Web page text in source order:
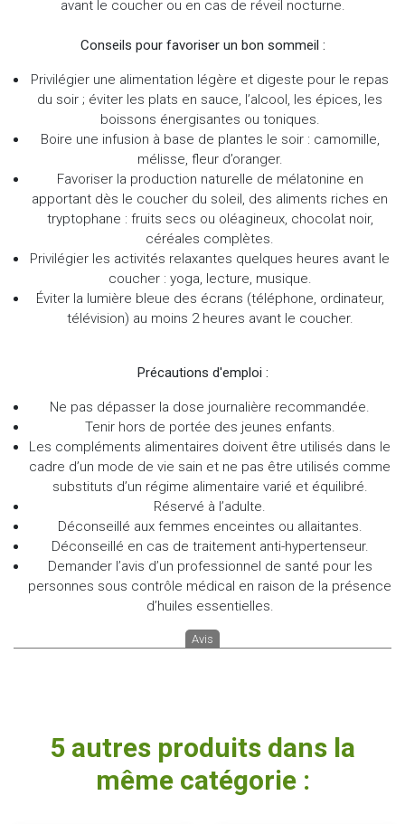
avant le coucher ou en cas de réveil nocturne.
Conseils pour favoriser un bon sommeil :
Privilégier une alimentation légère et digeste pour le repas
du soir ; éviter les plats en sauce, l’alcool, les épices, les
boissons énergisantes ou toniques.
Boire une infusion à base de plantes le soir : camomille,
mélisse, fleur d’oranger.
Favoriser la production naturelle de mélatonine en
apportant dès le coucher du soleil, des aliments riches en
tryptophane : fruits secs ou oléagineux, chocolat noir,
céréales complètes.
Privilégier les activités relaxantes quelques heures avant le
coucher : yoga, lecture, musique.
Éviter la lumière bleue des écrans (téléphone, ordinateur,
télévision) au moins 2 heures avant le coucher.
Précautions d'emploi :
Ne pas dépasser la dose journalière recommandée.
Tenir hors de portée des jeunes enfants.
Les compléments alimentaires doivent être utilisés dans le
cadre d’un mode de vie sain et ne pas être utilisés comme
substituts d’un régime alimentaire varié et équilibré.
Réservé à l’adulte.
Déconseillé aux femmes enceintes ou allaitantes.
Déconseillé en cas de traitement anti-hypertenseur.
Demander l’avis d’un professionnel de santé pour les
personnes sous contrôle médical en raison de la présence
d’huiles essentielles.
Avis
5 autres produits dans la
même catégorie :